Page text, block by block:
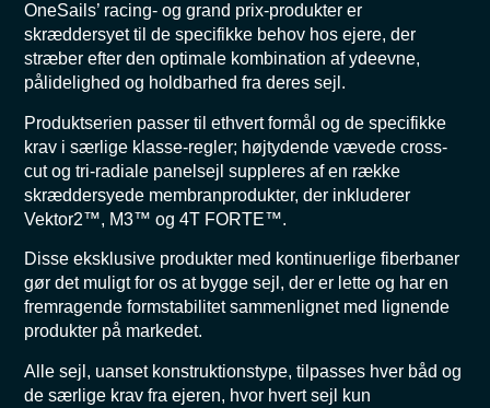
OneSails’ racing- og grand prix-produkter er
skræddersyet til de specifikke behov hos ejere, der
stræber efter den optimale kombination af ydeevne,
pålidelighed og holdbarhed fra deres sejl.
Produktserien passer til ethvert formål og de specifikke
krav i særlige klasse-regler; højtydende vævede cross-
cut og tri-radiale panelsejl suppleres af en række
skræddersyede membranprodukter, der inkluderer
Vektor2™, M3™ og 4T FORTE™.
Disse eksklusive produkter med kontinuerlige fiberbaner
gør det muligt for os at bygge sejl, der er lette og har en
fremragende formstabilitet sammenlignet med lignende
produkter på markedet.
Alle sejl, uanset konstruktionstype, tilpasses hver båd og
de særlige krav fra ejeren, hvor hvert sejl kun